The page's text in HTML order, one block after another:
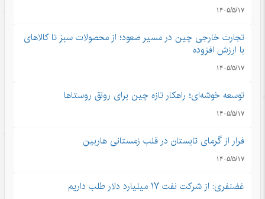
۱۴۰۵/۵/۱۷
تجارت خارجی چین در مسیر صعود؛ از محصولات سبز تا کالاهای
با ارزش افزوده
۱۴۰۵/۵/۱۷
توسعه خوشه‌ای؛ راهکار تازه چین برای رونق روستاها
۱۴۰۵/۵/۱۷
فرار از گرمای تابستان در قلب زمستانی هاربین
۱۴۰۵/۵/۱۷
غضنفری: از شرکت نفت ۱۷ میلیارد دلار طلب داریم